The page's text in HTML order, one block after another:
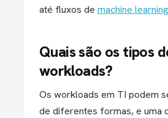
até fluxos de machine learning
Quais são os tipos
workloads?
Os workloads em TI podem
de diferentes formas, e uma